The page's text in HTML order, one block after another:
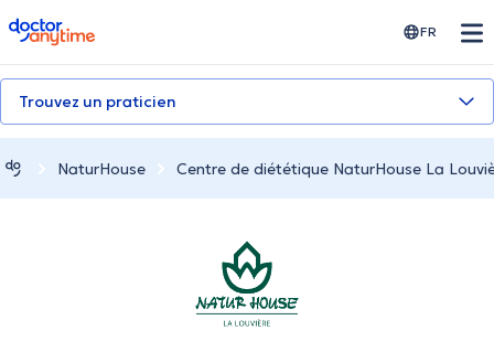
doctoranytime FR
Trouvez un praticien
NaturHouse Centre de diététique NaturHouse La